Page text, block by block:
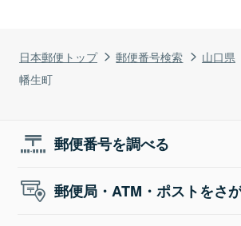
日本郵便トップ 郵便番号検索 山口県
幡生町
郵便番号を調べる
郵便局・ATM・ポストをさ